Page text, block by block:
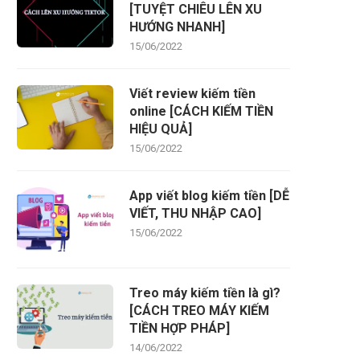
[TUYỆT CHIÊU LÊN XU
HƯỚNG NHANH]
15/06/2022
Viết review kiếm tiền
online [CÁCH KIẾM TIỀN
HIỆU QUẢ]
15/06/2022
App viết blog kiếm tiền [DỄ
VIẾT, THU NHẬP CAO]
15/06/2022
Treo máy kiếm tiền là gì?
[CÁCH TREO MÁY KIẾM
TIỀN HỢP PHÁP]
14/06/2022